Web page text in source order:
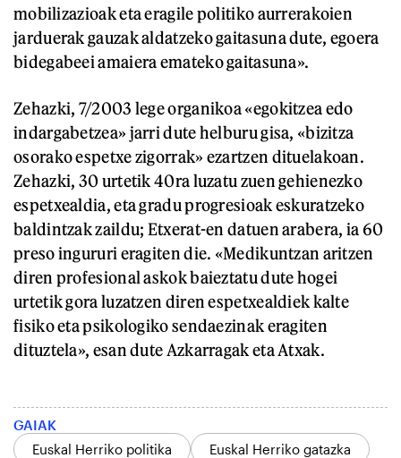
mobilizazioak eta eragile politiko aurrerakoien
jarduerak gauzak aldatzeko gaitasuna dute, egoera
bidegabeei amaiera emateko gaitasuna».
Zehazki, 7/2003 lege organikoa «egokitzea edo
indargabetzea» jarri dute helburu gisa, «bizitza
osorako espetxe zigorrak» ezartzen dituelakoan.
Zehazki, 30 urtetik 40ra luzatu zuen gehienezko
espetxealdia, eta gradu progresioak eskuratzeko
baldintzak zaildu; Etxerat-en datuen arabera, ia 60
preso ingururi eragiten die. «Medikuntzan aritzen
diren profesional askok baieztatu dute hogei
urtetik gora luzatzen diren espetxealdiek kalte
fisiko eta psikologiko sendaezinak eragiten
dituztela», esan dute Azkarragak eta Atxak.
GAIAK
Euskal Herriko politika
Euskal Herriko gatazka